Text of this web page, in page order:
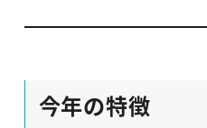
今年の特徴